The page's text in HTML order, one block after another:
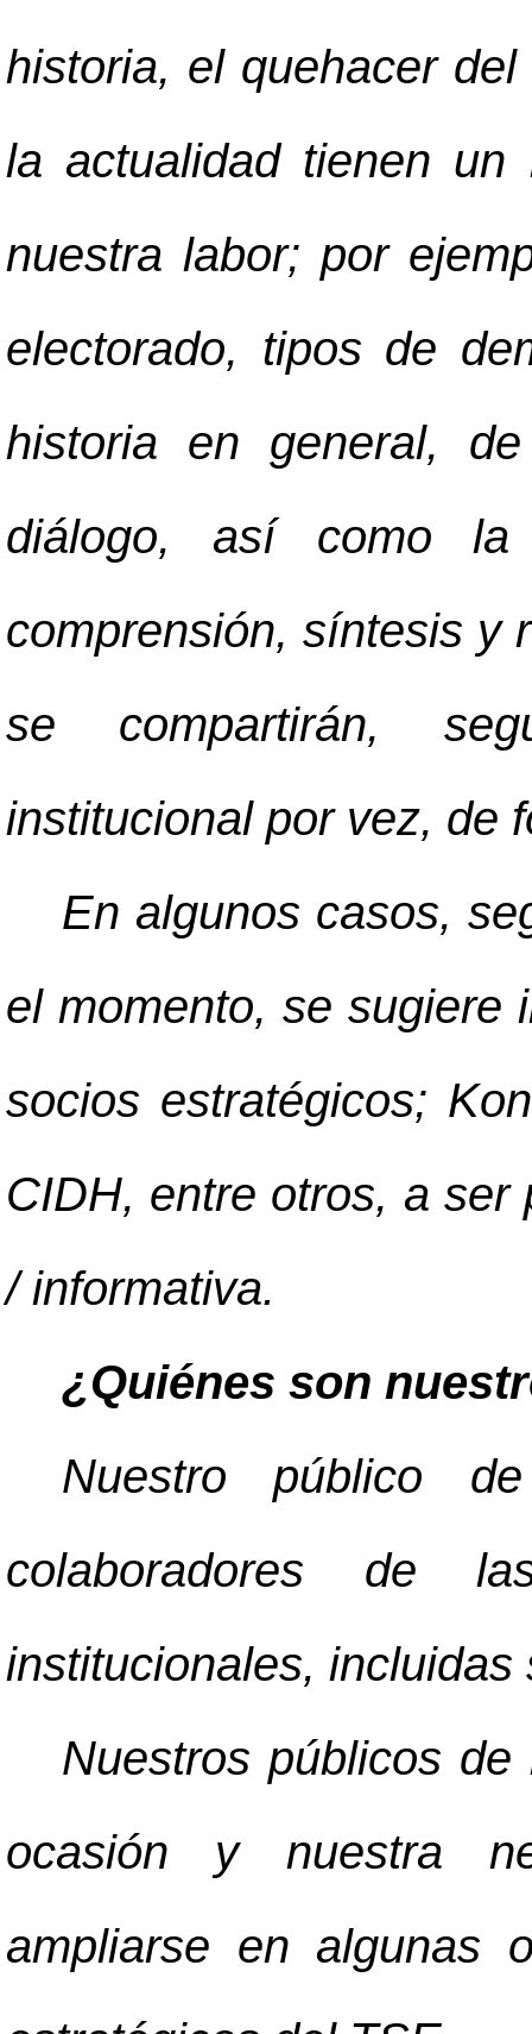
historia, el quehacer
la actualidad tienen un
nuestra labor; por
electorado, tipos de
historia en general,
diálogo, así como la
comprensión, síntesis y
se compartirán,
institucional por vez, de
En algunos casos,
el momento, se sugiere
socios estratégicos;
CIDH, entre otros, a
/ informativa.
¿Quiénes son
Nuestro público
colaboradores de
institucionales, incluidas
Nuestros públicos
ocasión y nuestra
ampliarse en algunas